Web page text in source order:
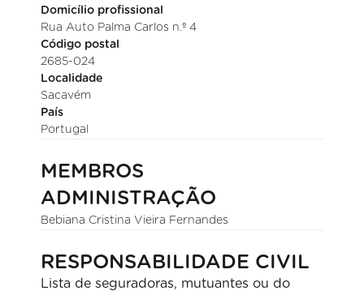
Domicílio profissional
Rua Auto Palma Carlos n.º 4
Código postal
2685-024
Localidade
Sacavém
País
Portugal
MEMBROS
ADMINISTRAÇÃO
Bebiana Cristina Vieira Fernandes
RESPONSABILIDADE CIVIL
Lista de seguradoras, mutuantes ou do